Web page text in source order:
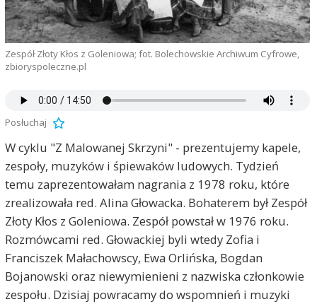
Zespół Złoty Kłos z Goleniowa; fot. Bolechowskie Archiwum Cyfrowe,
zbioryspoleczne.pl
Posłuchaj
W cyklu "Z Malowanej Skrzyni" - prezentujemy kapele,
zespoły, muzyków i śpiewaków ludowych. Tydzień
temu zaprezentowałam nagrania z 1978 roku, które
zrealizowała red. Alina Głowacka. Bohaterem był Zespół
Złoty Kłos z Goleniowa. Zespół powstał w 1976 roku.
Rozmówcami red. Głowackiej byli wtedy Zofia i
Franciszek Małachowscy, Ewa Orlińska, Bogdan
Bojanowski oraz niewymienieni z nazwiska członkowie
zespołu. Dzisiaj powracamy do wspomnień i muzyki